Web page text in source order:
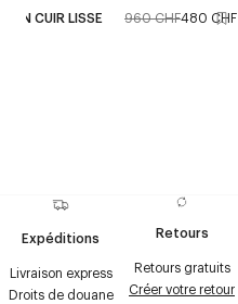
EN CUIR LISSE 960 CHF480 CHF
Expéditions
Livraison express
Droits de douane
Retours
Retours gratuits
Créer votre retour